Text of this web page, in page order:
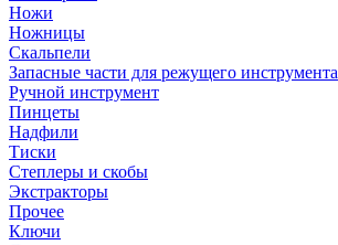
Ножи
Ножницы
Скальпели
Запасные части для режущего инструмента
Ручной инструмент
Пинцеты
Надфили
Тиски
Степлеры и скобы
Экстракторы
Прочее
Ключи